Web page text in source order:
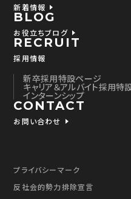
新着情報
BLOG
お役立ちブログ
RECRUIT
採用情報
新卒採用特設ページ
キャリア＆アルバイト採用特
インターンシップ
CONTACT
お問い合わせ
プライバシーマーク
反社会的勢力排除宣言